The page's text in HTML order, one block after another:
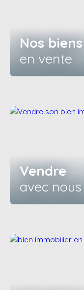
Nos biens
en vente
Vendre
avec nous